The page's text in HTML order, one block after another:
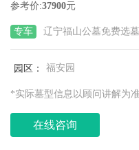
参考价:37900元
专车 辽宁福山公墓免费选
园区： 福安园
*实际墓型信息以顾问讲解为
在线咨询